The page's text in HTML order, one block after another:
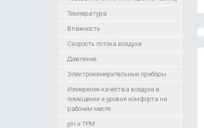
Температура
Влажность
Скорость потока воздуха
Давление
Электроизмерительные приборы
Измерение качества воздуха в
помещении и уровня комфорта на
рабочем месте
pH и ТРМ